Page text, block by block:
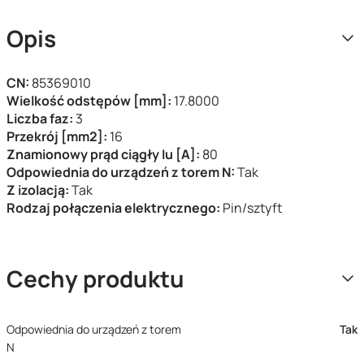
Opis
CN: 85369010
Wielkość odstępów [mm]: 17.8000
Liczba faz: 3
Przekrój [mm2]: 16
Znamionowy prąd ciągły Iu [A]: 80
Odpowiednia do urządzeń z torem N:Tak
Z izolacją:Tak
Rodzaj połączenia elektrycznego: Pin/sztyft
Cechy produktu
Odpowiednia do urządzeń z torem
N
Tak